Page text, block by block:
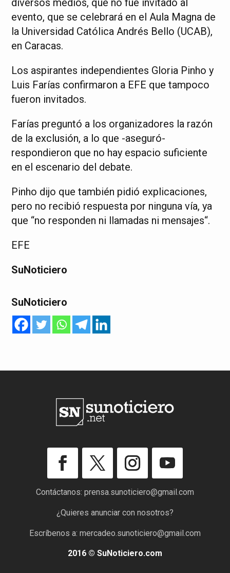
diversos medios, que no fue invitado al
evento, que se celebrará en el Aula Magna de
la Universidad Católica Andrés Bello (UCAB),
en Caracas.
Los aspirantes independientes Gloria Pinho y
Luis Farías confirmaron a EFE que tampoco
fueron invitados.
Farías preguntó a los organizadores la razón
de la exclusión, a lo que -aseguró-
respondieron que no hay espacio suficiente
en el escenario del debate.
Pinho dijo que también pidió explicaciones,
pero no recibió respuesta por ninguna vía, ya
que “no responden ni llamadas ni mensajes“.
EFE
SuNoticiero
SuNoticiero
Contáctanos: prensa.sunoticiero@gmail.com
¿Quieres anunciar con nosotros?
Escríbenos a: mercadeo.sunoticiero@gmail.com
2016 © SuNoticiero.com